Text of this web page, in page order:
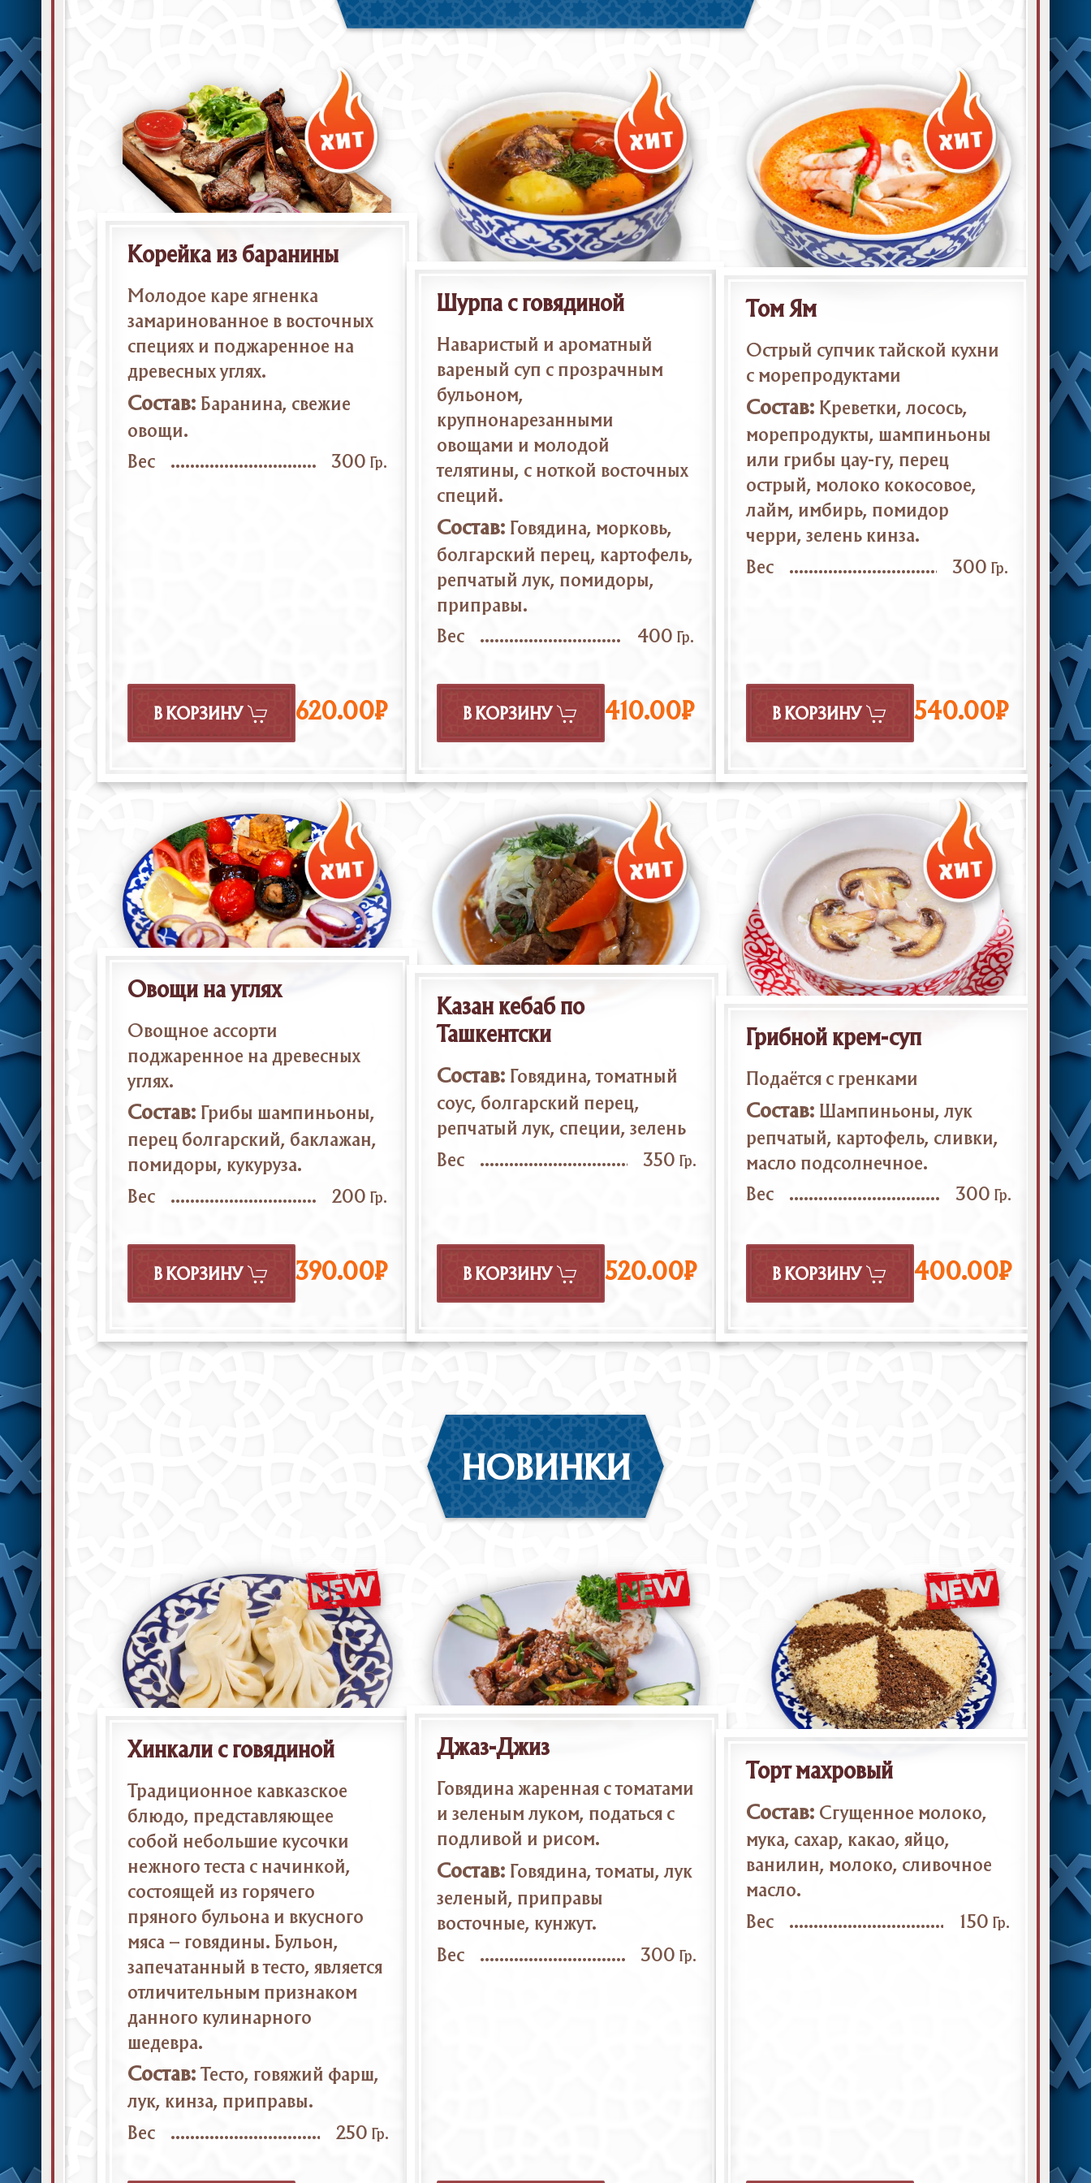
Корейка из баранины
Молодое каре ягненка
замаринованное в восточных
специях и поджаренное на
древесных углях.
Состав: Баранина, свежие
овощи.
Вес
300 Гр.
В КОРЗИНУ 620.00₽
Шурпа с говядиной
Наваристый и ароматный
вареный суп с прозрачным
бульоном,
крупнонарезанными
овощами и молодой
телятины, с ноткой восточных
специй.
Состав: Говядина, морковь,
болгарский перец, картофель,
репчатый лук, помидоры,
приправы.
Вес
400 Гр.
В КОРЗИНУ 410.00₽
Том Ям
Острый супчик тайской кухни
с морепродуктами
Состав: Креветки, лосось,
морепродукты, шампиньоны
или грибы цау-гу, перец
острый, молоко кокосовое,
лайм, имбирь, помидор
черри, зелень кинза.
Вес
300 Гр.
В КОРЗИНУ 540.00₽
Овощи на углях
Овощное ассорти
поджаренное на древесных
углях.
Состав: Грибы шампиньоны,
перец болгарский, баклажан,
помидоры, кукуруза.
Вес
200 Гр.
В КОРЗИНУ 390.00₽
Казан кебаб по
Ташкентски
Состав: Говядина, томатный
соус, болгарский перец,
репчатый лук, специи, зелень
Вес
350 Гр.
В КОРЗИНУ 520.00₽
Грибной крем-суп
Подаётся с гренками
Состав: Шампиньоны, лук
репчатый, картофель, сливки,
масло подсолнечное.
Вес
300 Гр.
В КОРЗИНУ 400.00₽
НОВИНКИ
Хинкали с говядиной
Традиционное кавказское
блюдо, представляющее
собой небольшие кусочки
нежного теста с начинкой,
состоящей из горячего
пряного бульона и вкусного
мяса – говядины. Бульон,
запечатанный в тесто, является
отличительным признаком
данного кулинарного
шедевра.
Состав: Тесто, говяжий фарш,
лук, кинза, приправы.
Вес
250 Гр.
Джаз-Джиз
Говядина жаренная с томатами
и зеленым луком, податься с
подливой и рисом.
Состав: Говядина, томаты, лук
зеленый, приправы
восточные, кунжут.
Вес
300 Гр.
Торт махровый
Состав: Сгущенное молоко,
мука, сахар, какао, яйцо,
ванилин, молоко, сливочное
масло.
Вес
150 Гр.